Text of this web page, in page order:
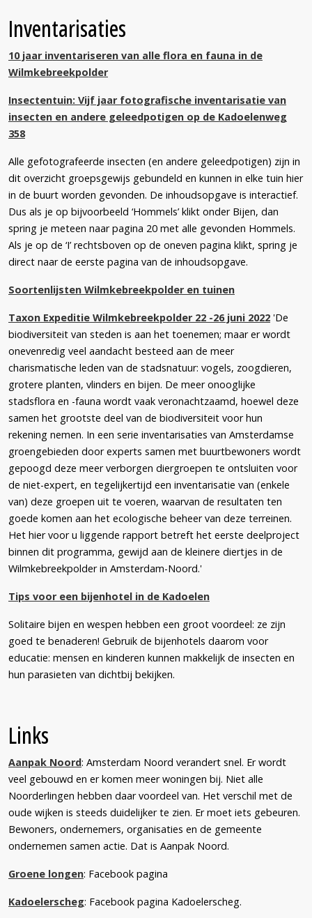
Inventarisaties
10 jaar inventariseren van alle flora en fauna in de
Wilmkebreekpolder
Insectentuin: Vijf jaar fotografische inventarisatie van
insecten en andere geleedpotigen op de Kadoelenweg
358
Alle gefotografeerde insecten (en andere geleedpotigen) zijn in
dit overzicht groepsgewijs gebundeld en kunnen in elke tuin hier
in de buurt worden gevonden. De inhoudsopgave is interactief.
Dus als je op bijvoorbeeld ‘Hommels’ klikt onder Bijen, dan
spring je meteen naar pagina 20 met alle gevonden Hommels.
Als je op de ‘I’ rechtsboven op de oneven pagina klikt, spring je
direct naar de eerste pagina van de inhoudsopgave.
Soortenlijsten Wilmkebreekpolder en tuinen
Taxon Expeditie Wilmkebreekpolder 22 -26 juni 2022 'De
biodiversiteit van steden is aan het toenemen; maar er wordt
onevenredig veel aandacht besteed aan de meer
charismatische leden van de stadsnatuur: vogels, zoogdieren,
grotere planten, vlinders en bijen. De meer onooglijke
stadsflora en -fauna wordt vaak veronachtzaamd, hoewel deze
samen het grootste deel van de biodiversiteit voor hun
rekening nemen. In een serie inventarisaties van Amsterdamse
groengebieden door experts samen met buurtbewoners wordt
gepoogd deze meer verborgen diergroepen te ontsluiten voor
de niet-expert, en tegelijkertijd een inventarisatie van (enkele
van) deze groepen uit te voeren, waarvan de resultaten ten
goede komen aan het ecologische beheer van deze terreinen.
Het hier voor u liggende rapport betreft het eerste deelproject
binnen dit programma, gewijd aan de kleinere diertjes in de
Wilmkebreekpolder in Amsterdam-Noord.'
Tips voor een bijenhotel in de Kadoelen
Solitaire bijen en wespen hebben een groot voordeel: ze zijn
goed te benaderen! Gebruik de bijenhotels daarom voor
educatie: mensen en kinderen kunnen makkelijk de insecten en
hun parasieten van dichtbij bekijken.
Links
Aanpak Noord: Amsterdam Noord verandert snel. Er wordt
veel gebouwd en er komen meer woningen bij. Niet alle
Noorderlingen hebben daar voordeel van. Het verschil met de
oude wijken is steeds duidelijker te zien. Er moet iets gebeuren.
Bewoners, ondernemers, organisaties en de gemeente
ondernemen samen actie. Dat is Aanpak Noord.
Groene longen: Facebook pagina
Kadoelerscheg: Facebook pagina Kadoelerscheg.